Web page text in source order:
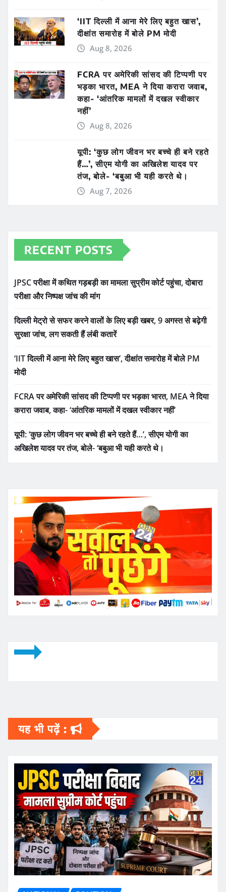
‘IIT दिल्ली में आना मेरे लिए बहुत खास’,
दीक्षांत समारोह में बोले PM मोदी
Aug 8, 2026
FCRA पर अमेरिकी सांसद की टिप्पणी पर
भड़का भारत, MEA ने दिया करारा जवाब,
कहा- ‘आंतरिक मामलों में दखल स्वीकार
नहीं’
Aug 8, 2026
यूपी: ‘कुछ लोग जीवन भर बच्चे ही बने रहते
हैं…’, सीएम योगी का अखिलेश यादव पर
तंज, बोले- ‘बबुआ भी यही करते थे।
Aug 7, 2026
RECENT POSTS
JPSC परीक्षा में कथित गड़बड़ी का मामला सुप्रीम कोर्ट पहुंचा, दोबारा
परीक्षा और निष्पक्ष जांच की मांग
दिल्ली मेट्रो से सफर करने वालों के लिए बड़ी खबर, 9 अगस्त से बढ़ेगी
सुरक्षा जांच, लग सकती हैं लंबी कतारें
‘IIT दिल्ली में आना मेरे लिए बहुत खास’, दीक्षांत समारोह में बोले PM
मोदी
FCRA पर अमेरिकी सांसद की टिप्पणी पर भड़का भारत, MEA ने दिया
करारा जवाब, कहा- ‘आंतरिक मामलों में दखल स्वीकार नहीं’
यूपी: ‘कुछ लोग जीवन भर बच्चे ही बने रहते हैं…’, सीएम योगी का
अखिलेश यादव पर तंज, बोले- ‘बबुआ भी यही करते थे।
यह भी पढ़ें :